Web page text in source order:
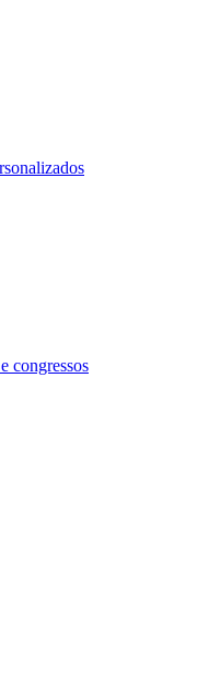
congressos